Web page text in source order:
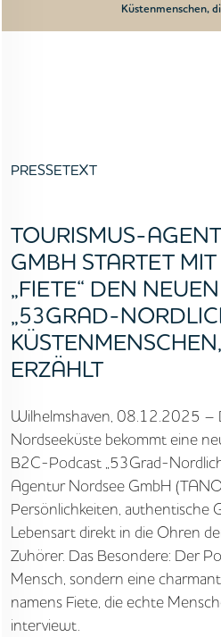
Küstenmenschen,
PRESSETEXT
TOURISMUS-
GMBH STARTET
„FIETE“ DEN
„53GRAD-
ERZÄHLT
Wilhelmshaven, 08.12.2025 –
Nordseeküste bekommt eine
B2C-Podcast „53Grad-
Agentur Nordsee GmbH
Persönlichkeiten, authentische
Lebensart direkt in die Ohren
Zuhörer. Das Besondere: Der
Mensch, sondern eine
namens Fiete, die echte
interviewt.